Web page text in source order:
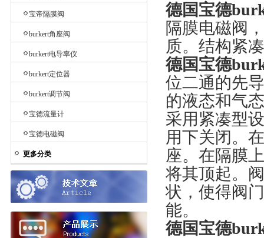
宝帝隔膜阀
burkert角座阀
burkert电导率仪
burkert定位器
burkert调节阀
宝德流量计
宝德电磁阀
更多分类
德国宝德
隔膜电磁阀
质。结构紧
德国宝德
位二通的先
的液态和气
采用紧凑型
用下关闭。
座。在隔膜
将其顶起。
状，使得阀
能。
德国宝德